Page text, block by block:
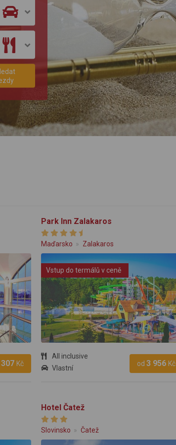
Kč
Park Inn Zalakaros
Maďarsko Zalakaros
Vstup do termálů v ceně
All inclusive
Vlastní
od 3 956 Kč
Hotel Čatež
Slovinsko Čatež